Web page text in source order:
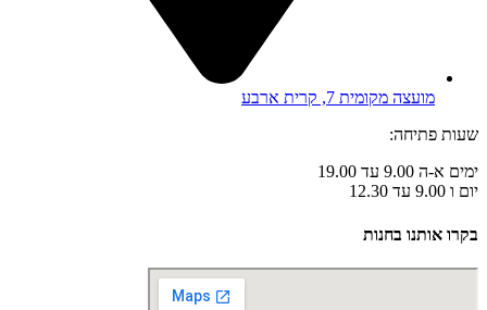
מועצה מקומית 7, קרית ארבע
שעות פתיחה:
ימים א-ה 9.00 עד 19.00
יום ו 9.00 עד 12.30
בקרו אותנו בחנות